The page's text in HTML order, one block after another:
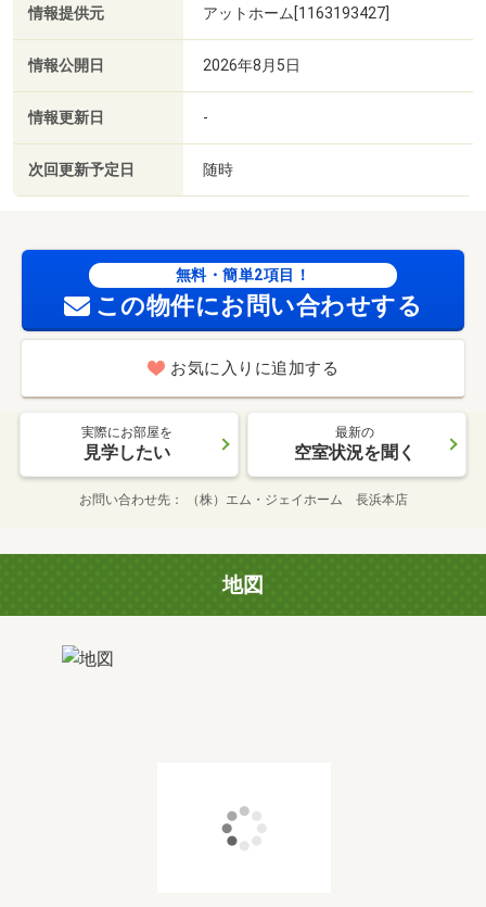
情報提供元 アットホーム[1163193427]
情報公開日 2026年8月5日
情報更新日 -
次回更新予定日 随時
無料・簡単2項目！
この物件にお問い合わせする
お気に入りに追加する
実際にお部屋を
見学したい
最新の
空室状況を聞く
お問い合わせ先 （株）エム・ジェイホーム 長浜本店
地図